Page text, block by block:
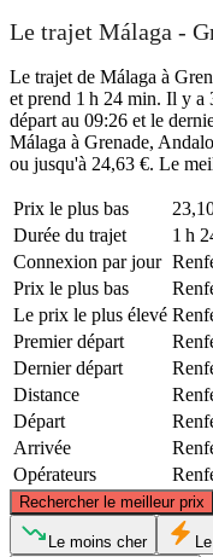
Le trajet Málaga -
Le trajet de Málaga à
et prend 1 h 24 min. Il y a
départ au 09:26 et le
Málaga à Grenade,
ou jusqu'à 24,63 €. Le
Prix ​​le plus bas
Durée du trajet
1 h
Connexion par jour
Prix ​​le plus bas
Le prix le plus élevé
Premier départ
Dernier départ
Distance
Départ
Arrivée
Opérateurs
Rechercher le meilleur prix
Le moins cher